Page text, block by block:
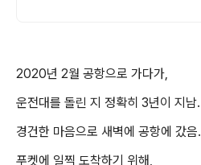
2020년 2월 공항으로 가다가,
운전대를 돌린 지 정확히 3년이 지남.
경건한 마음으로 새벽에 공항에 갔음.
푸켓에 일찍 도착하기 위해,